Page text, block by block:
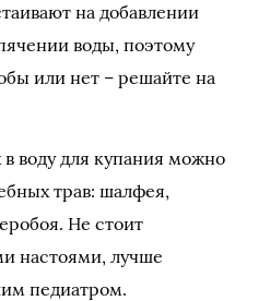
на добавлении
воды, поэтому
или нет – решайте на
в воду для купания можно
трав: шалфея,
Не стоит
настоями, лучше
педиатром.